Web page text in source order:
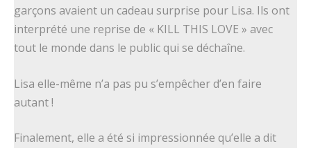
garçons avaient un cadeau surprise pour Lisa. Ils ont
interprété une reprise de « KILL THIS LOVE » avec
tout le monde dans le public qui se déchaîne.
Lisa elle-même n’a pas pu s’empêcher d’en faire
autant !
Finalement, elle a été si impressionnée qu’elle a dit